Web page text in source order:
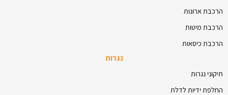
הרכבת ארונות
הרכבת מיטות
הרכבת כיסאות
נגרות
תיקוני נגרות
החלפת ידיות לדלת